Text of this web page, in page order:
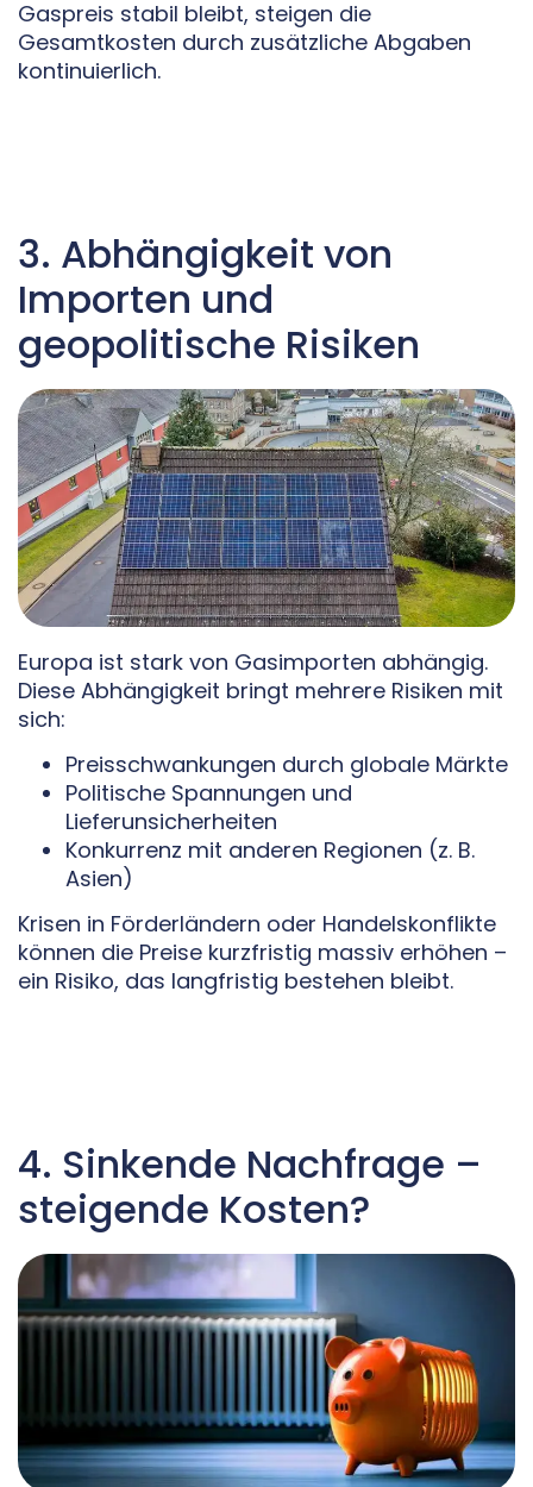
Gaspreis stabil bleibt, steigen die
Gesamtkosten durch zusätzliche Abgaben
kontinuierlich.
3. Abhängigkeit von
Importen und
geopolitische Risiken
Europa ist stark von Gasimporten abhängig.
Diese Abhängigkeit bringt mehrere Risiken mit
sich:
Preisschwankungen durch globale Märkte
Politische Spannungen und
Lieferunsicherheiten
Konkurrenz mit anderen Regionen (z. B.
Asien)
Krisen in Förderländern oder Handelskonflikte
können die Preise kurzfristig massiv erhöhen –
ein Risiko, das langfristig bestehen bleibt.
4. Sinkende Nachfrage –
steigende Kosten?